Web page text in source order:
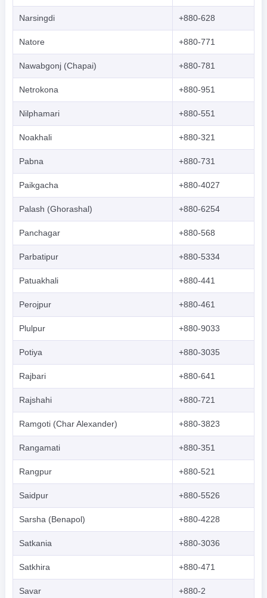
Narsingdi +880-628
Natore +880-771
Nawabgonj (Chapai) +880-781
Netrokona +880-951
Nilphamari +880-551
Noakhali +880-321
Pabna +880-731
Paikgacha +880-4027
Palash (Ghorashal) +880-6254
Panchagar +880-568
Parbatipur +880-5334
Patuakhali +880-441
Perojpur +880-461
Plulpur +880-9033
Potiya +880-3035
Rajbari +880-641
Rajshahi +880-721
Ramgoti (Char Alexander) +880-3823
Rangamati +880-351
Rangpur +880-521
Saidpur +880-5526
Sarsha (Benapol) +880-4228
Satkania +880-3036
Satkhira +880-471
Savar +880-2